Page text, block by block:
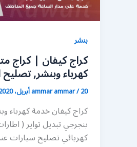
بنشر
كهرباء وبنشر,
ammar ammar/20 أبريل، 2020
كراج كيفان خدمة كهرباء
بنجرجي تبديل تواير (
كهربائي تصليح سيارات